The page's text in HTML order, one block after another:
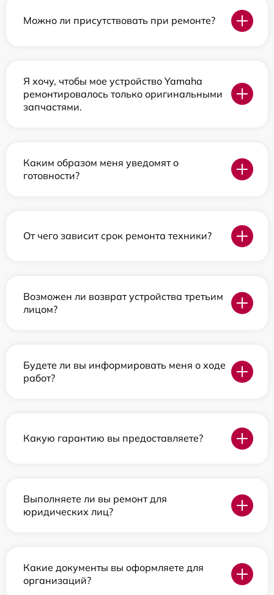
Можно ли присутствовать при ремонте?
Я хочу, чтобы мое устройство Yamaha
ремонтировалось только оригинальными
запчастями.
Каким образом меня уведомят о
готовности?
От чего зависит срок ремонта техники?
Возможен ли возврат устройства третьим
лицом?
Будете ли вы информировать меня о ходе
работ?
Какую гарантию вы предоставляете?
Выполняете ли вы ремонт для
юридических лиц?
Какие документы вы оформляете для
организаций?